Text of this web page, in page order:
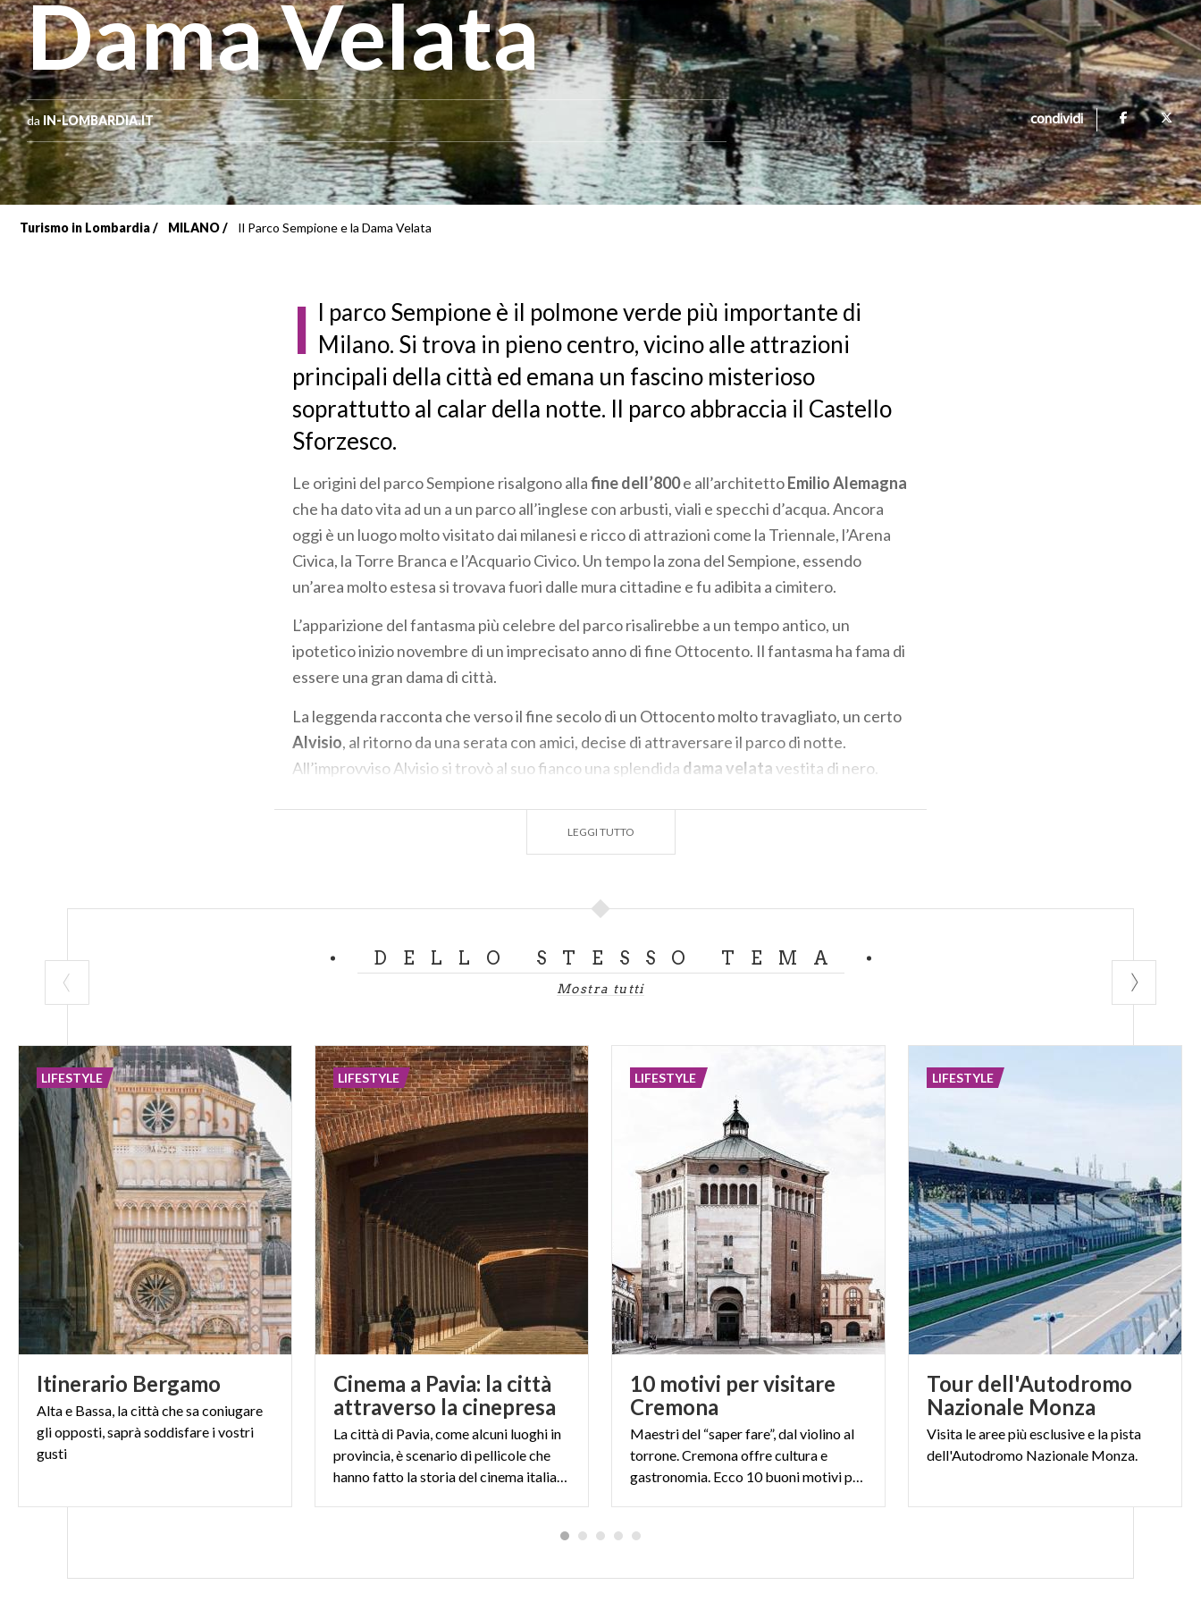
Dama Velata
da IN-LOMBARDIA.IT condividi
Turismo in Lombardia MILANO Il Parco Sempione e la Dama Velata
I l parco Sempione è il polmone verde più importante di
Milano. Si trova in pieno centro, vicino alle attrazioni
principali della città ed emana un fascino misterioso
soprattutto al calar della notte. Il parco abbraccia il Castello
Sforzesco.
Le origini del parco Sempione risalgono allafine dell’800e all’architettoEmilio Alemagna
che ha dato vita ad un a un parco all’inglese con arbusti, viali e specchi d’acqua. Ancora
oggi è un luogo molto visitato dai milanesi e ricco di attrazioni come la Triennale, l’Arena
Civica, la Torre Branca e l’Acquario Civico. Un tempo la zona del Sempione, essendo
un’area molto estesa si trovava fuori dalle mura cittadine e fu adibita a cimitero.
L’apparizione del fantasma più celebre del parco risalirebbe a un tempo antico, un
ipotetico inizio novembre di un imprecisato anno di fine Ottocento. Il fantasma ha fama di
essere una gran dama di città.
La leggenda racconta che verso il fine secolo di un Ottocento molto travagliato, un certo
Alvisio, al ritorno da una serata con amici, decise di attraversare il parco di notte.
All’improvviso Alvisio si trovò al suo fianco una splendida dama velatavestita di nero.
Dopodiché la dama sparì tra gli alberi del parco senza lasciare traccia. Alvisio raccontò ai
suoi amici quanto era successo e scoprì che non era l’unico ad avere avuto questo
incontro. Ma non solo, alcuni dei suoi amici gli svelarono che sotto il velo, la dama non
parco. Nessuno però è mai più riuscito a trovare la villa del mistero.
Da allora sono passati secoli e non si raccontano più di altri incontri con la dama velata del
parco Sempione.
Perché dunque non visitare il Parco? Oltre ad essere un bellissimo luogo milanese è ricco
di fascino, storia e misteri …mai risolti.
(PH IG: @ITS.ME.DEBORA)
LEGGI TUTTO
DELLO STESSO TEMA
Mostra tutti
Itinerario Bergamo
Alta e Bassa, la città che sa coniugare
gli opposti, saprà soddisfare i vostri
gusti
LIFESTYLE
Cinema a Pavia: la città
attraverso la cinepresa
La città di Pavia, come alcuni luoghi in
provincia, è scenario di pellicole che
hanno fatto la storia del cinema italiano
LIFESTYLE
10 motivi per visitare
Cremona
Maestri del “saper fare”, dal violino al
torrone. Cremona offre cultura e
gastronomia. Ecco 10 buoni motivi per visitarla
LIFESTYLE
Tour dell'Autodromo
Nazionale Monza
Visita leareepiùesclusivee lapista
dell'Autodromo Nazionale Monza.
LIFESTYLE